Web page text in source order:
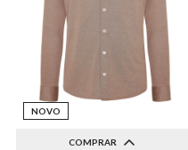
NOVO
COMPRAR